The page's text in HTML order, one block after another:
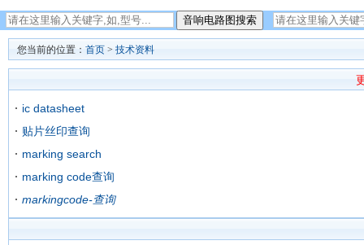
您当前的位置： 首页 > 技术资料
ic datasheet
贴片丝印查询
marking search
marking code查询
markingcode-查询